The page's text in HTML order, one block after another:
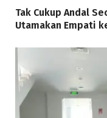
Tak Cukup Andal
Utamakan Empati